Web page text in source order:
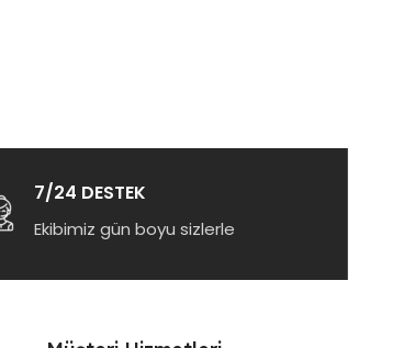
7/24 DESTEK
Ekibimiz gün boyu sizlerle